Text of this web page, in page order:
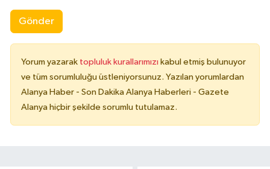
Gönder
Yorum yazarak topluluk kurallarımızı kabul etmiş bulunuyor
ve tüm sorumluluğu üstleniyorsunuz. Yazılan yorumlardan
Alanya Haber - Son Dakika Alanya Haberleri - Gazete
Alanya hiçbir şekilde sorumlu tutulamaz.